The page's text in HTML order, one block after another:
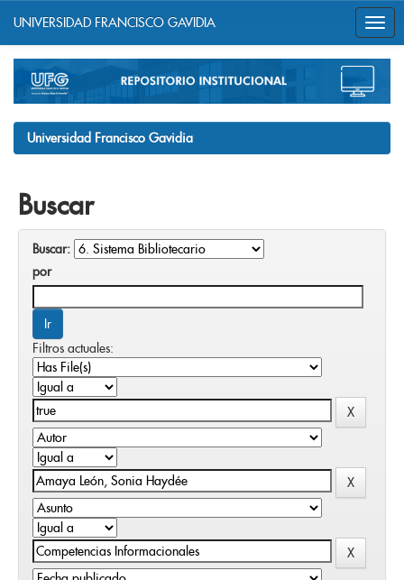
navigation
UNIVERSIDAD FRANCISCO GAVIDIA
Universidad Francisco Gavidia
Buscar
Buscar:
por
Filtros actuales: